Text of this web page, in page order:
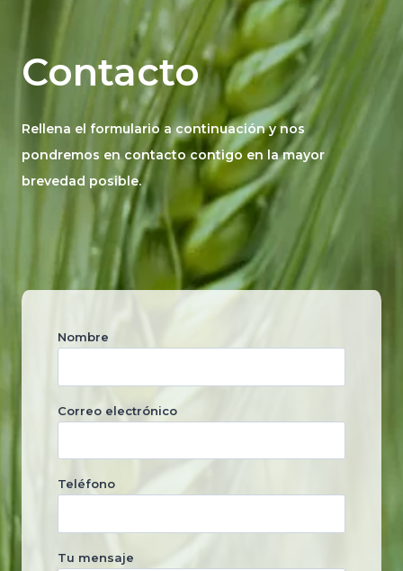
Contacto
Rellena el formulario a continuación y nos
pondremos en contacto contigo en la mayor
brevedad posible.
Nombre
Correo electrónico
Teléfono
Tu mensaje